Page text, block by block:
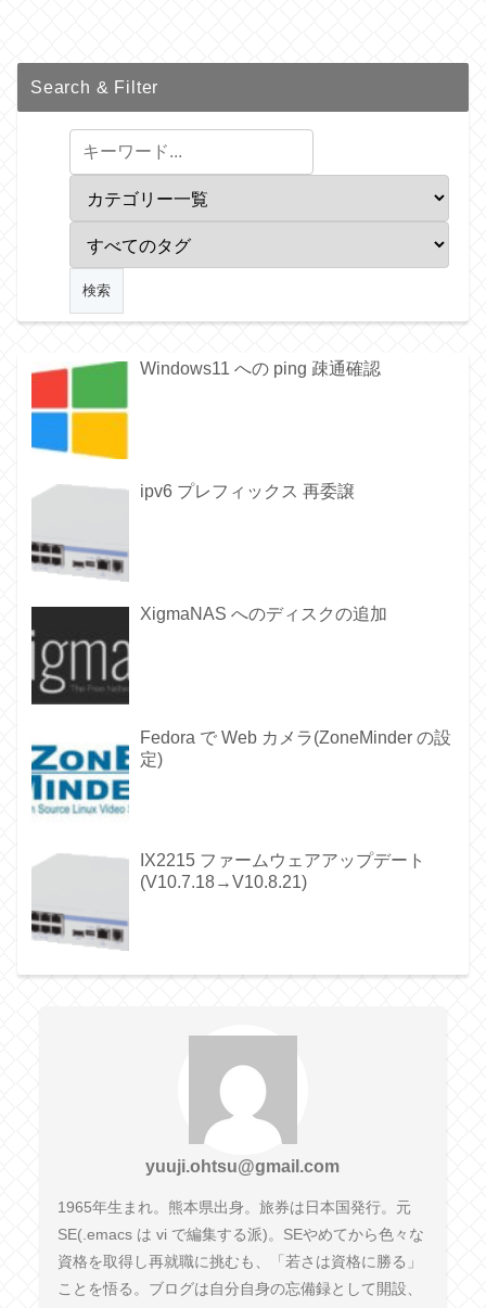
Search & Filter
Windows11 への ping 疎通確認
ipv6 プレフィックス 再委譲
XigmaNAS へのディスクの追加
Fedora で Web カメラ(ZoneMinder の設
定)
IX2215 ファームウェアアップデート
(V10.7.18→V10.8.21)
yuuji.ohtsu@gmail.com
1965年生まれ。熊本県出身。旅券は日本国発行。元
SE(.emacs は vi で編集する派)。SEやめてから色々な
資格を取得し再就職に挑むも、「若さは資格に勝る」
ことを悟る。ブログは自分自身の忘備録として開設、